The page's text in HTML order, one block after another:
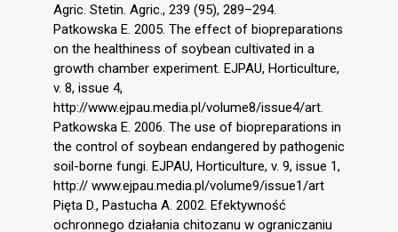
Agric. Stetin. Agric., 239 (95), 289–294.
Patkowska E. 2005. The effect of biopreparations
on the healthiness of soybean cultivated in a
growth chamber experiment. EJPAU, Horticulture,
v. 8, issue 4,
http://www.ejpau.media.pl/volume8/issue4/art.
Patkowska E. 2006. The use of biopreparations in
the control of soybean endangered by pathogenic
soil-borne fungi. EJPAU, Horticulture, v. 9, issue 1,
http:// www.ejpau.media.pl/volume9/issue1/art
Pięta D., Pastucha A. 2002. Efektywność
ochronnego działania chitozanu w ograniczaniu